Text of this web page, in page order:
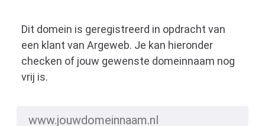
Dit domein is geregistreerd in opdracht van
een klant van Argeweb. Je kan hieronder
checken of jouw gewenste domeinnaam nog
vrij is.